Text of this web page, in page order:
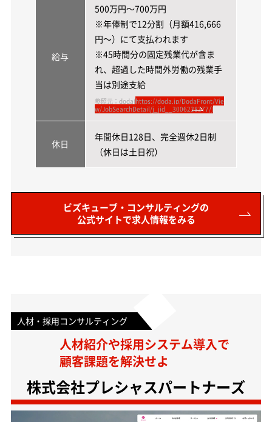
給与
500万円～700万円
※年俸制で12分割（月額416,666
円～）にて支払われます
※45時間分の固定残業代が含ま
れ、超過した時間外労働の残業手
当は別途支給
参照元：doda(https://doda.jp/DodaFront/Vie
w/JobSearchDetail/j_jid__3006238377/)
休日
年間休日128日、完全週休2日制
（休日は土日祝）
ビズキューブ・コンサルティングの
公式サイトで求人情報をみる
人材・採用コンサルティング
人材紹介や採用システム導入で
顧客課題を解決せよ
株式会社プレシャスパートナーズ